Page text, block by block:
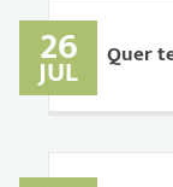
26
JUL Quer